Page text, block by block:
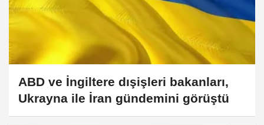
ABD ve İngiltere dışişleri bakanları,
Ukrayna ile İran gündemini görüştü